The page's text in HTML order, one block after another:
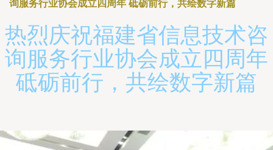
询服务行业协会成立四周年 砥砺前行，共绘数字新篇
热烈庆祝福建省信息技术咨
询服务行业协会成立四周年
砥砺前行，共绘数字新篇